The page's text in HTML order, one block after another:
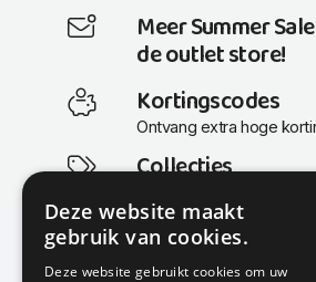
Meer Summer
de outlet store!
Kortingscodes
Ontvang extra hoge
Collecties
Actuele en populaire
Deze website maakt
gebruik van cookies.
Deze website gebruikt cookies om uw